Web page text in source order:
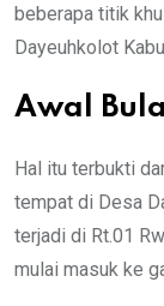
beberapa titik
Dayeuhkolot
Awal
Hal itu terbukti
tempat di Desa
terjadi di Rt.01
mulai masuk ke